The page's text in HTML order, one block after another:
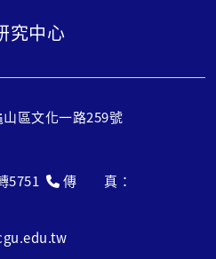
究中心
區文化一路259號
5751
傳 真：